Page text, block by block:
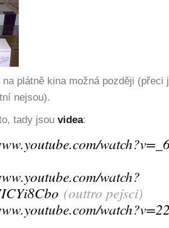
na plátně kina možná později (přeci
nejsou).
tady jsou videa:
watch?
(outtro pejsci)